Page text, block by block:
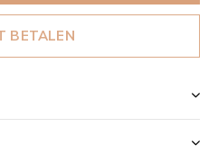
BETALEN